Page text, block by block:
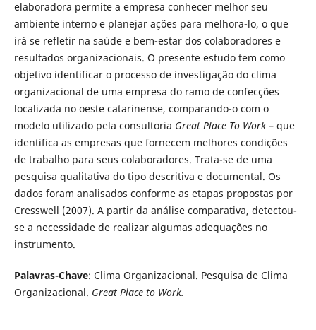
elaboradora permite a empresa conhecer melhor seu
ambiente interno e planejar ações para melhora-lo, o que
irá se refletir na saúde e bem-estar dos colaboradores e
resultados organizacionais. O presente estudo tem como
objetivo identificar o processo de investigação do clima
organizacional de uma empresa do ramo de confecções
localizada no oeste catarinense, comparando-o com o
modelo utilizado pela consultoria Great Place To Work– que
identifica as empresas que fornecem melhores condições
de trabalho para seus colaboradores. Trata-se de uma
pesquisa qualitativa do tipo descritiva e documental. Os
dados foram analisados conforme as etapas propostas por
Cresswell (2007). A partir da análise comparativa, detectou-
se a necessidade de realizar algumas adequações no
instrumento.
Palavras-Chave: Clima Organizacional. Pesquisa de Clima
Organizacional. Great Place to Work.